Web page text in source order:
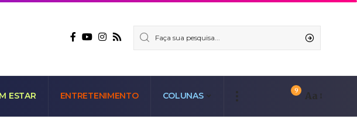
ESTAR ENTRETENIMENTO COLUNAS
9 Aa